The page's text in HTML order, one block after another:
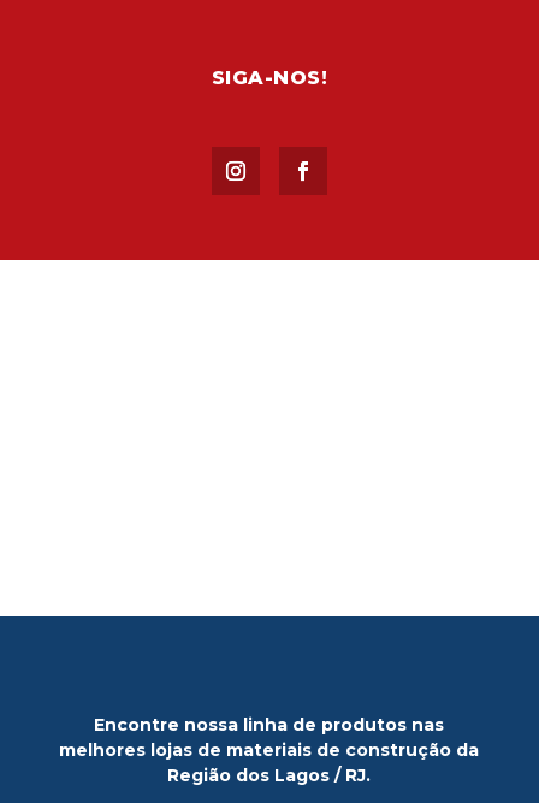
SIGA-NOS!
Encontre nossa linha de produtos nas
melhores lojas de materiais de construção da
Região dos Lagos / RJ.